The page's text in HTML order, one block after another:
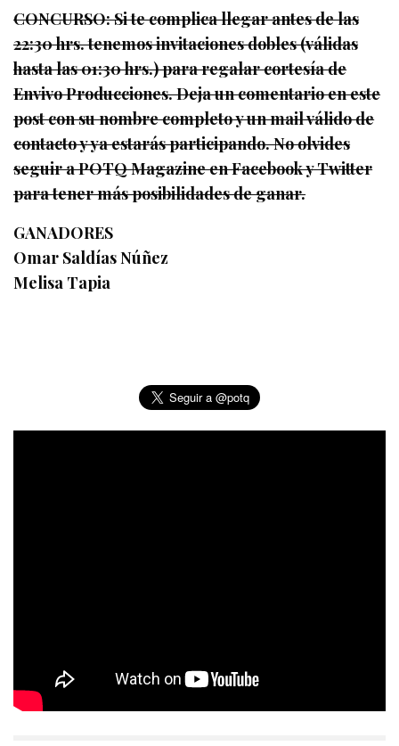
CONCURSO: Si te complica llegar antes de las
22:30 hrs. tenemos invitaciones dobles (válidas
hasta las 01:30 hrs.) para regalar cortesía de
Envivo Producciones. Deja un comentario en este
post con su nombre completo y un mail válido de
contacto y ya estarás participando. No olvides
seguir a POTQ Magazine en Facebook y Twitter
para tener más posibilidades de ganar.
GANADORES
Omar Saldías Núñez
Melisa Tapia